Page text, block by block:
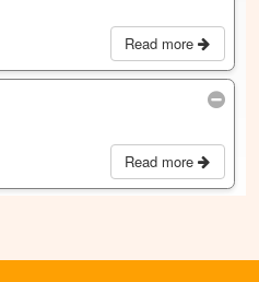
Read more
Read more